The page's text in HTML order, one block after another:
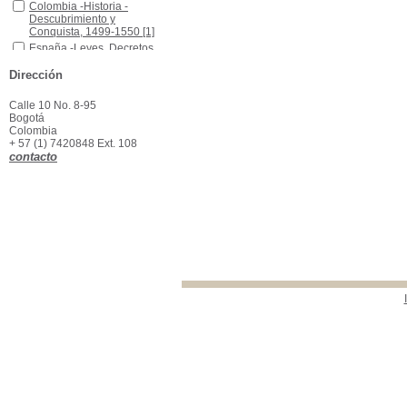
Colombia -Historia -Descubrimiento y Conquista, 1499-1550
Colombia -Historia -
Descubrimiento y
Conquista, 1499-1550 [1]
España -Leyes, Decretos, Etc.
España -Leyes, Decretos,
Dirección
Calle 10 No. 8-95
Bogotá
Colombia
+ 57 (1) 7420848 Ext. 108
contacto